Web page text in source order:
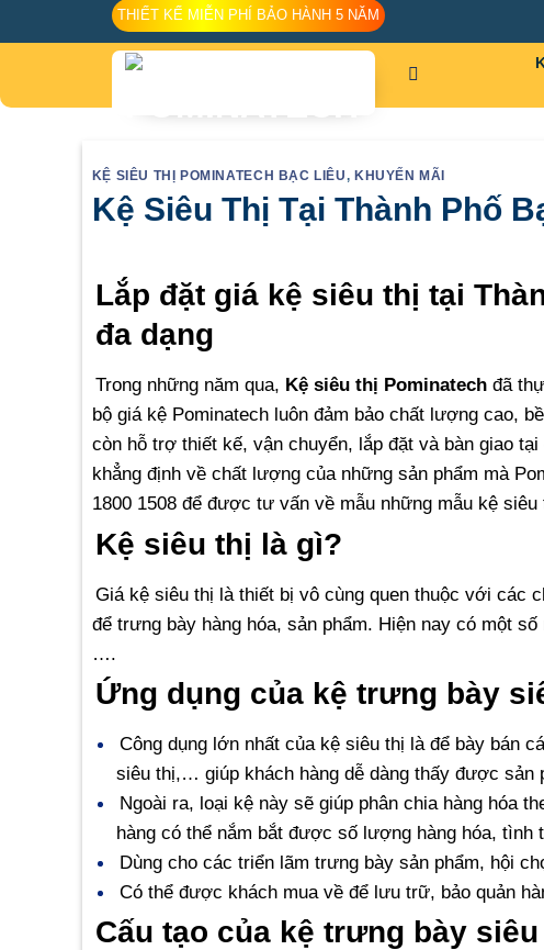
to
THIẾT KẾ MIỄN PHÍ BẢO HÀNH 5 NĂM
KỆ SIÊU THỊ POMINATECH BẠC LIÊU, KHUYẾN MÃI
Kệ Siêu Thị Tại Thành Phố
Lắp đặt giá kệ siêu thị tại
đa dạng
Trong những năm qua, Kệ siêu thị Pominatechđã
bộ giá kệ Pominatech luôn đảm bảo chất lượng cao,
còn hỗ trợ thiết kế, vận chuyển, lắp đặt và bàn giao
khẳng định về chất lượng của những sản phẩm mà
1800 1508 để được tư vấn về mẫu những mẫu kệ
Kệ siêu thị là gì?
Giá kệ siêu thị là thiết bị vô cùng quen thuộc với các
để trưng bày hàng hóa, sản phẩm. Hiện nay có một
….
Ứng dụng của kệ trưng bày
Công dụng lớn nhất của kệ siêu thị là để bày bán
siêu thị,… giúp khách hàng dễ dàng thấy được sản
Ngoài ra, loại kệ này sẽ giúp phân chia hàng hóa
hàng có thể nắm bắt được số lượng hàng hóa, tình
Dùng cho các triển lãm trưng bày sản phẩm, hội
Có thể được khách mua về để lưu trữ, bảo quản
Cấu tạo của kệ trưng bày